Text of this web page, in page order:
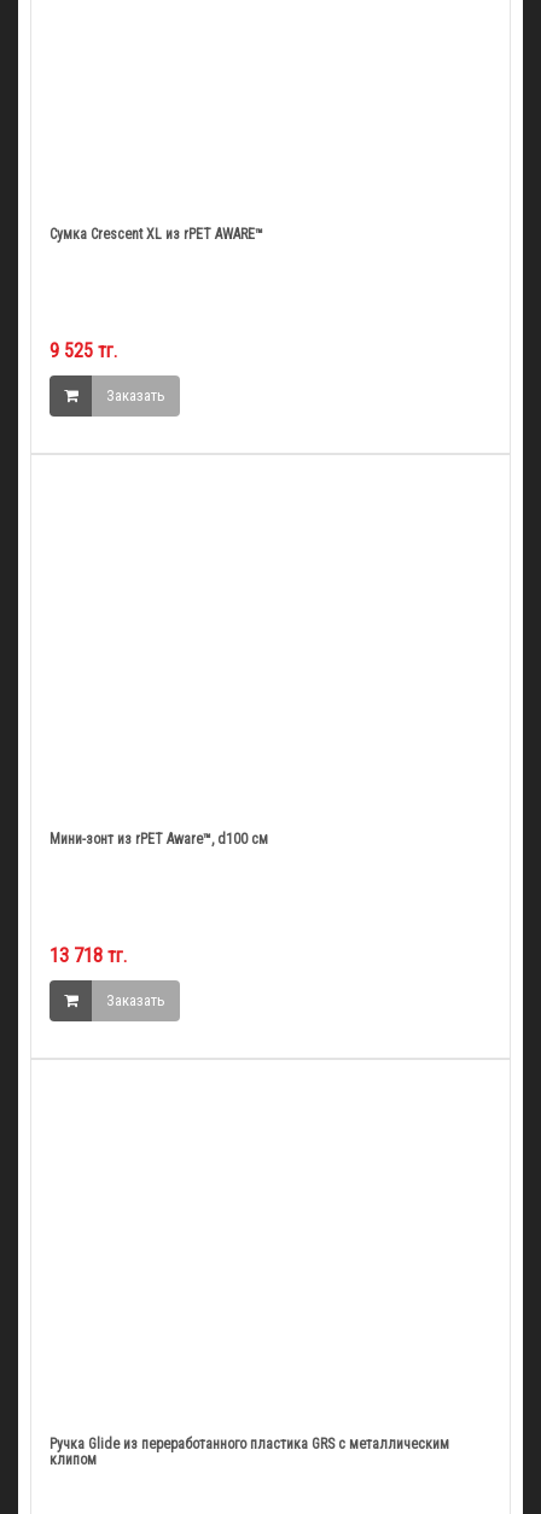
Сумка Crescent XL из rPET AWARE™
9 525 тг.
Заказать
Мини-зонт из rPET Aware™, d100 см
13 718 тг.
Заказать
Ручка Glide из переработанного пластика GRS с металлическим
клипом